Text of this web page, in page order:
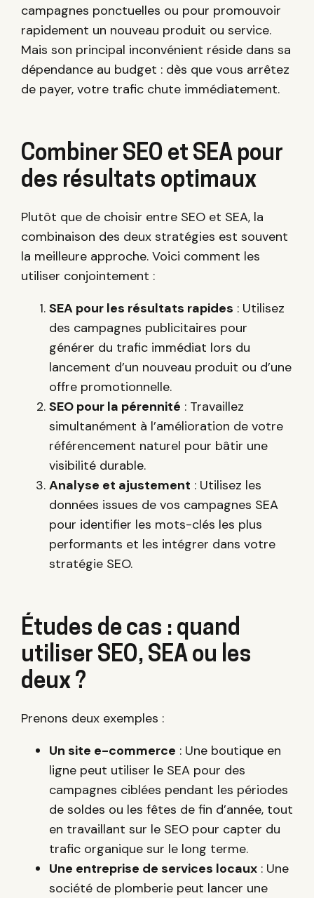
campagnes ponctuelles ou pour promouvoir
rapidement un nouveau produit ou service.
Mais son principal inconvénient réside dans sa
dépendance au budget : dès que vous arrêtez
de payer, votre trafic chute immédiatement.
Combiner SEO et SEA pour
des résultats optimaux
Plutôt que de choisir entre SEO et SEA, la
combinaison des deux stratégies est souvent
la meilleure approche. Voici comment les
utiliser conjointement :
SEA pour les résultats rapides : Utilisez
des campagnes publicitaires pour
générer du trafic immédiat lors du
lancement d’un nouveau produit ou d’une
offre promotionnelle.
SEO pour la pérennité : Travaillez
simultanément à l’amélioration de votre
référencement naturel pour bâtir une
visibilité durable.
Analyse et ajustement : Utilisez les
données issues de vos campagnes SEA
pour identifier les mots-clés les plus
performants et les intégrer dans votre
stratégie SEO.
Études de cas : quand
utiliser SEO, SEA ou les
deux ?
Prenons deux exemples :
Un site e-commerce : Une boutique en
ligne peut utiliser le SEA pour des
campagnes ciblées pendant les périodes
de soldes ou les fêtes de fin d’année, tout
en travaillant sur le SEO pour capter du
trafic organique sur le long terme.
Une entreprise de services locaux : Une
société de plomberie peut lancer une